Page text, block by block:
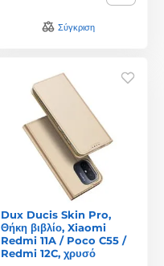
Σύγκριση
Dux Ducis Skin Pro,
Θήκη βιβλίο, Xiaomi
Redmi 11A / Poco C55 /
Redmi 12C, χρυσό